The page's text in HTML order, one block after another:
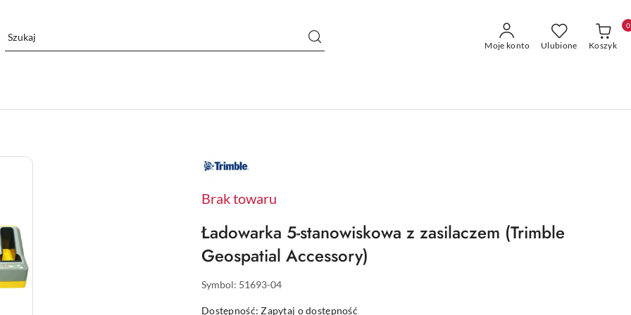
Moje konto Ulubione Koszyk
0
NAZWA
PRODUCENTA:
Brak towaru
Ładowarka 5-stanowiskowa z zasilaczem (Trimble
Geospatial Accessory)
Symbol: 51693-04
Dostępność:Zapytaj o dostępność